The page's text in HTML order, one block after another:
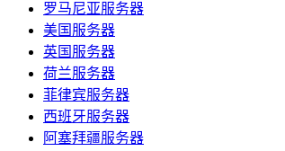
罗马尼亚服务器
美国服务器
英国服务器
荷兰服务器
菲律宾服务器
西班牙服务器
阿塞拜疆服务器